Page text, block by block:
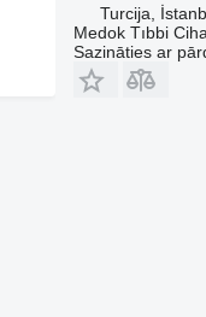
Turcija,
Medok Tıbbi
Sazināties ar